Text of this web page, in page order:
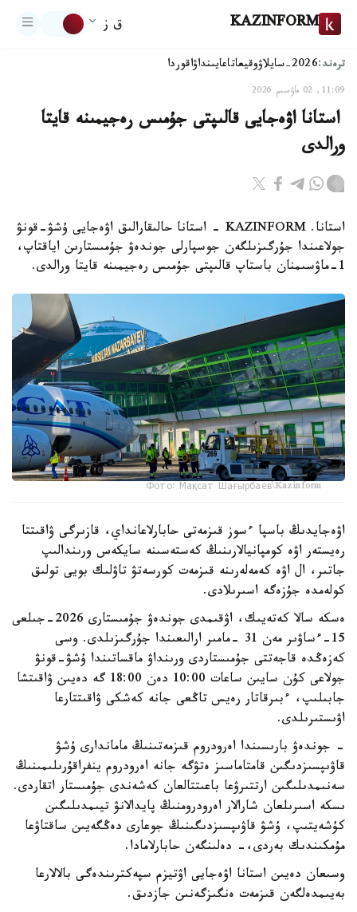
KAZINFORM ق ز
ترەند:2026-سايلاۋ وقيعاتاعايىنداۋاقوردا
11:09, 02 ماۋسىم 2026
​ ​استانا اۋەجايى قالىپتى جۇمىس رەجيمىنە قايتا
ورالدى
استانا. KAZINFORM - استانا حالىقارالىق اۋەجايى ۇشۋ-قونۋ
جولاعىندا جۇرگىزىلگەن جوسپارلى جوندەۋ جۇمىستارىن اياقتاپ،
1-ماۋسىمنان باستاپ قالىپتى جۇمىس رەجيمىنە قايتا ورالدى.
Фото: Мақсат Шағырбаев\Kazinform
اۋەجايدىڭ باسپا ءسوز قىزمەتى حابارلاعانداي، قازىرگى ۋاقىتتا
رەيستەر اۋە كومپانيالارىنىڭ كەستەسىنە سايكەس ورىندالىپ
جاتىر، ال اۋە كەمەلەرىنە قىزمەت كورسەتۋ تاۋلىك بويى تولىق
كولەمدە جۇزەگە اسىرىلادى.
ەسكە سالا كەتەيىك، اۋقىمدى جوندەۋ جۇمىستارى 2026-جىلعى
15-ءساۋىر مەن 31 -مامىر ارالىعىندا جۇرگىزىلدى. وسى
كەزەڭدە قاجەتتى جۇمىستاردى ورىنداۋ ماقساتىندا ۇشۋ-قونۋ
جولاعى كۇن سايىن ساعات 10:00 دەن 18:00 گە دەيىن ۋاقىتشا
جابىلىپ، ءبىرقاتار رەيس تاڭعى جانە كەشكى ۋاقىتتارعا
اۋىستىرىلدى.
- جوندەۋ بارىسىندا اەرودروم قىزمەتىنىڭ ماماندارى ۇشۋ
قاۋىپسىزدىگىن قامتاماسىز ەتۋگە جانە اەرودروم ينفراقۇرىلىمىنىڭ
سەنىمدىلىگىن ارتتىرۋعا باعىتتالعان كەشەندى جۇمىستار اتقاردى.
ىسكە اسىرىلعان شارالار اەرودرومنىڭ پايدالانۋ تيىمدىلىگىن
كۇشەيتىپ، ۇشۋ قاۋىپسىزدىگىنىڭ جوعارى دەڭگەيىن ساقتاۋعا
مۇمكىندىك بەردى،- دەلىنگەن حابارلامادا.
وسىعان دەيىن استانا اۋەجايى اۋتيزم سپەكترىندەگى بالالارعا
بەيىمدەلگەن قىزمەت ەنگىزگەنىن جازدىق.